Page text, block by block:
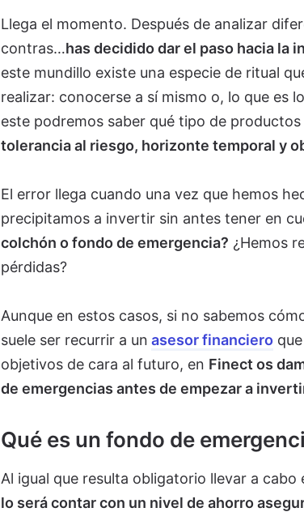
Llega el momento. Después de analizar
contras…has decidido dar el paso hacia la
este mundillo existe una especie de ritual
realizar: conocerse a sí mismo o, lo que es
este podremos saber qué tipo de
tolerancia al riesgo, horizonte temporal y
El error llega cuando una vez que hemos
precipitamos a invertir sin antes tener en
colchón o fondo de emergencia? ¿Hemos
pérdidas?
Aunque en estos casos, si no sabemos
suele ser recurrir a un asesor financiero
objetivos de cara al futuro, en Finect os
de emergencias antes de empezar a
Qué es un fondo de
Al igual que resulta obligatorio llevar a
lo será contar con un nivel de ahorro